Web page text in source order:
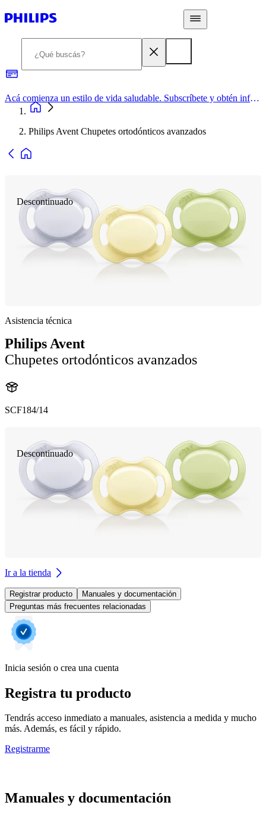
Acá comienza un estilo de vida saludable. Subscríbete y obtén información de primera mano
Philips Avent Chupetes ortodónticos avanzados
Descontinuado
Asistencia técnica
Philips Avent
Chupetes ortodónticos avanzados
SCF184/14
Descontinuado
Ir a la tienda
Registrar producto
Manuales y documentación
Preguntas más frecuentes relacionadas
Inicia sesión o crea una cuenta
Registra tu producto
Tendrás acceso inmediato a manuales, asistencia a medida y mucho
más. Además, es fácil y rápido.
Registrarme
Manuales y documentación